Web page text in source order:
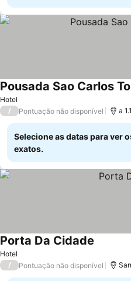
Hotel
Pousada Sao Carlos
/ Pontuação não disponível a
Selecione as datas para ver
exatos.
Hotel
Porta Da Cidade
/ Pontuação não disponível